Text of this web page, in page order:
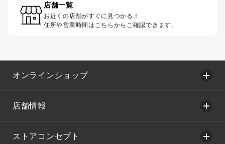
店舗一覧
お近くの店舗がすぐに見つかる！
住所や営業時間はこちらからご確認できます。
オンラインショップ
店舗情報
ストアコンセプト